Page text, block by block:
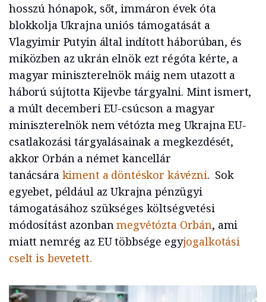
hosszú hónapok, sőt, immáron évek óta
blokkolja Ukrajna uniós támogatását a
Vlagyimir Putyin által indított háborúban, és
miközben az ukrán elnök ezt régóta kérte, a
magyar miniszterelnök máig nem utazott a
háború sújtotta Kijevbe tárgyalni. Mint ismert,
a múlt decemberi EU-csúcson a magyar
miniszterelnök nem vétózta meg Ukrajna EU-
csatlakozási tárgyalásainak a megkezdését,
akkor Orbán a német kancellár
tanácsára kiment a döntéskor kávézni. Sok
egyebet, például az Ukrajna pénzügyi
támogatásához szükséges költségvetési
módosítást azonbanmegvétózta Orbán, ami
miatt nemrég az EU többsége egyjogalkotási
cselt is bevetett.